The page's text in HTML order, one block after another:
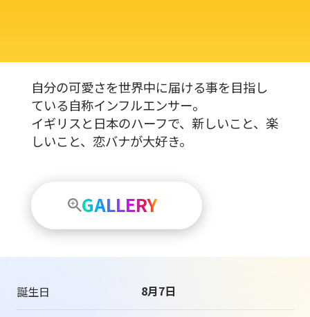
自分の可愛さを世界中に届ける事を目指し
ている自称インフルエンサー。
イギリスと日本のハーフで、新しいこと、楽
しいこと、恋バナが大好き。
GALLERY
誕生日 8月7日